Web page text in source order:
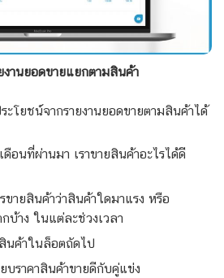
งานยอดขายแยกตามสินค้า
ะโยชน์จากรายงานยอดขายตามสินค้าได้
ดือนที่ผ่านมา เราขายสินค้าอะไรได้ดี
ขายสินค้าว่าสินค้าใดมาแรง หรือ
บ้าง ในแต่ละช่วงเวลา
นค้าในล็อตถัดไป
บราคาสินค้าขายดีกับคู่แข่ง